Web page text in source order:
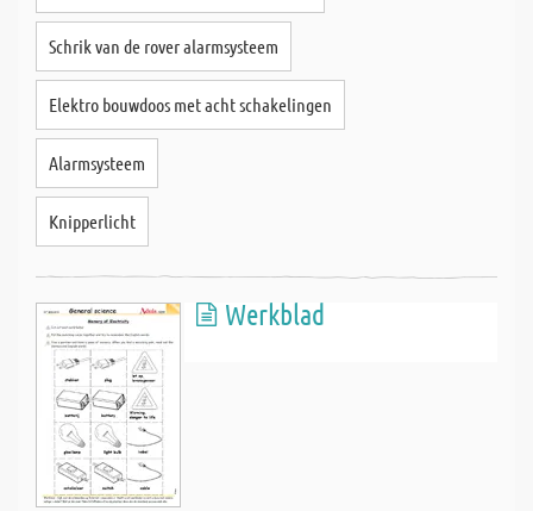
Schrik van de rover alarmsysteem
Elektro bouwdoos met acht schakelingen
Alarmsysteem
Knipperlicht
Werkblad